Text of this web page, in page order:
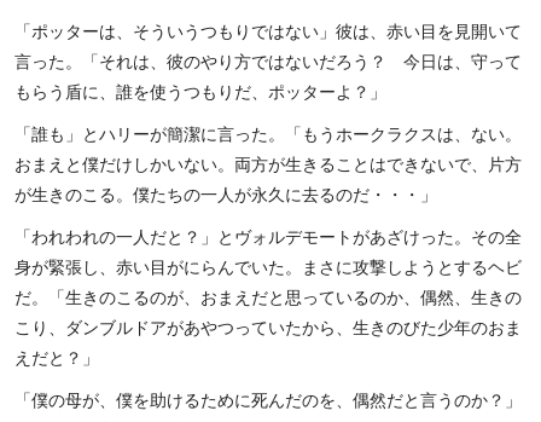
「ポッターは、そういうつもりではない」彼は、赤い目を見開いて
言った。「それは、彼のやり方ではないだろう？ 今日は、守って
もらう盾に、誰を使うつもりだ、ポッターよ？」
「誰も」とハリーが簡潔に言った。「もうホークラクスは、ない。
おまえと僕だけしかいない。両方が生きることはできないで、片方
が生きのこる。僕たちの一人が永久に去るのだ・・・」
「われわれの一人だと？」とヴォルデモートがあざけった。その全
身が緊張し、赤い目がにらんでいた。まさに攻撃しようとするヘビ
だ。「生きのこるのが、おまえだと思っているのか、偶然、生きの
こり、ダンブルドアがあやつっていたから、生きのびた少年のおま
えだと？」
「僕の母が、僕を助けるために死んだのを、偶然だと言うのか？」